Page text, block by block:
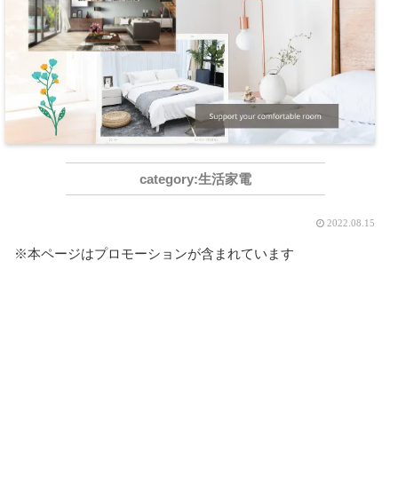
生活家電
2022.08.15
※本ページはプロモーションが含まれています